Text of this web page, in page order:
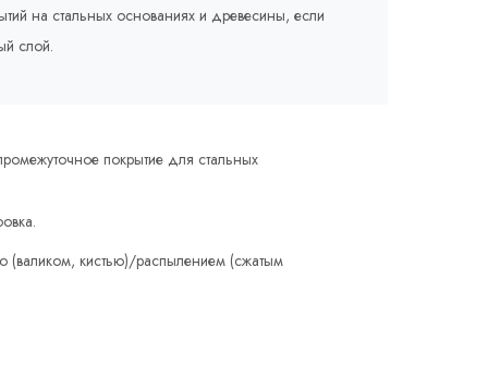
на стальных основаниях и древесины, если
слой.
покрытие для стальных
(валиком, кистью)/распылением (сжатым